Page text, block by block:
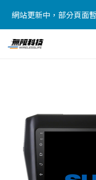
網站更新中，部分頁面